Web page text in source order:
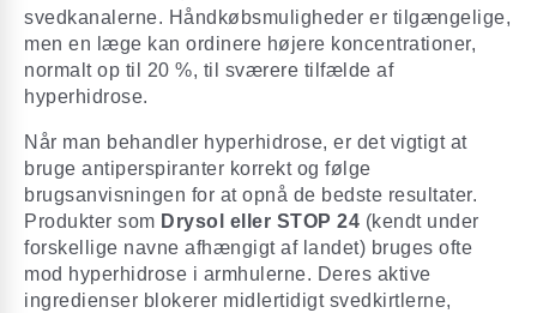
svedkanalerne. Håndkøbsmuligheder er tilgængelige,
men en læge kan ordinere højere koncentrationer,
normalt op til 20 %, til sværere tilfælde af
hyperhidrose.
Når man behandler hyperhidrose, er det vigtigt at
bruge antiperspiranter korrekt og følge
brugsanvisningen for at opnå de bedste resultater.
Produkter som Drysol eller STOP 24 (kendt under
forskellige navne afhængigt af landet) bruges ofte
mod hyperhidrose i armhulerne. Deres aktive
ingredienser blokerer midlertidigt svedkirtlerne,